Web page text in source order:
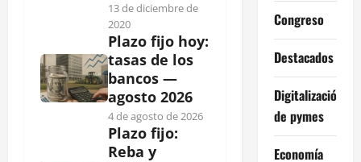
13 de diciembre de
2020
Plazo fijo hoy:
tasas de los
bancos —
agosto 2026
4 de agosto de 2026
Plazo fijo:
Reba y
Congreso
Destacados
Digitalización
de pymes
Economía